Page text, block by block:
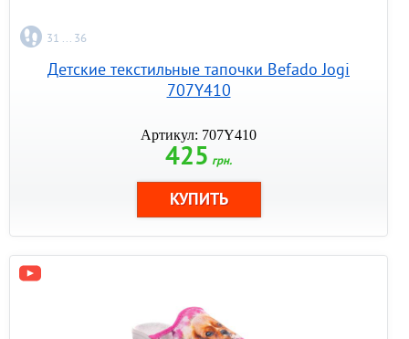
31 ... 36
Детские текстильные тапочки Befado Jogi
707Y410
Артикул: 707Y410
425 грн.